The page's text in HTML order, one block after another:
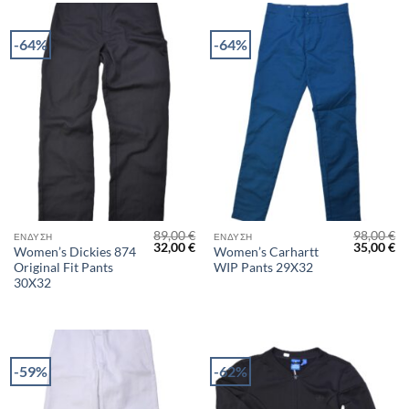
-64%
ΈΝΔΥΣΗ
Women’s Dickies 874
Original Fit Pants
30X32
89,00€
Original
price
32,00€Η
τρέχουσα
τιμή
-64%
ΈΝΔΥΣΗ
Women’s Carhartt
WIP Pants 29X32
98,00€
Original
price
35,00€Η
-59% -62%